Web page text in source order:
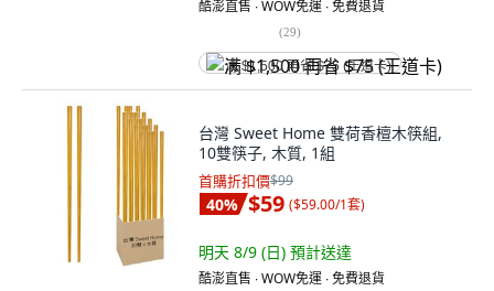
酷澎直售 ∙ WOW免運 ∙ 免費退貨
(29)
满 $1,500 再省 $75 (王道卡)
台灣 Sweet Home 雙荷香檀木筷組,
10雙筷子, 木質, 1組
首購折扣價$99
40% $59 ($59.00/1套)
明天 8/9 (日) 預計送達
酷澎直售 ∙ WOW免運 ∙ 免費退貨